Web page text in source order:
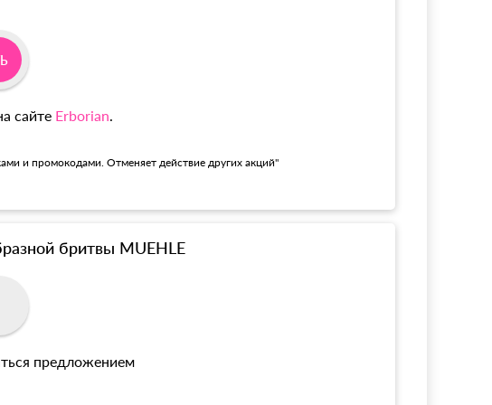
сайте Erborian.
и промокодами. Отменяет действие других акций"
бритвы MUEHLE
предложением